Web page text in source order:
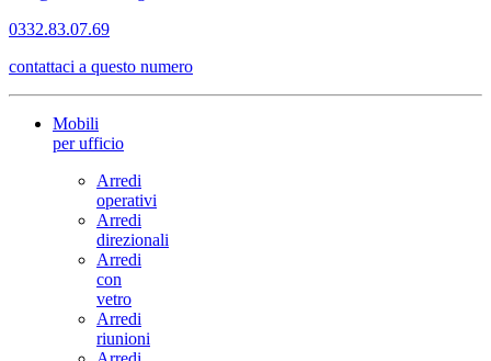
0332.83.07.69
contattaci a questo numero
Mobili
per ufficio
Arredi
operativi
Arredi
direzionali
Arredi
con
vetro
Arredi
riunioni